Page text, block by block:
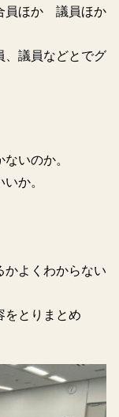
ほか 議員ほか
議員などとでグ
いのか。
か。
よくわからない
をとりまとめ